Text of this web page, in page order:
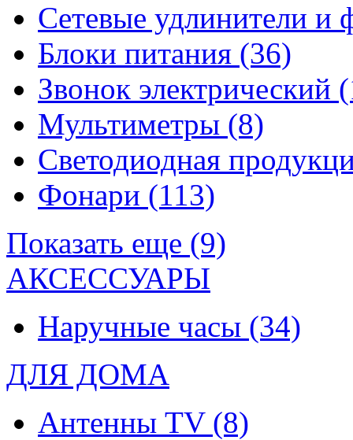
Сетевые удлинители и
Блоки питания (36)
Звонок электрический
Мультиметры (8)
Светодиодная
Фонари (113)
Показать еще (9)
АКСЕССУАРЫ
Наручные часы (34)
ДЛЯ ДОМА
Антенны TV (8)